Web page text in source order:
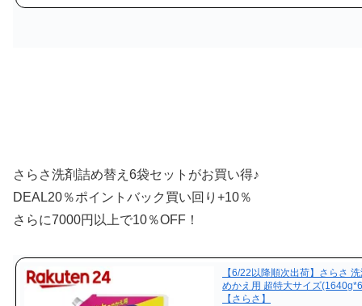
さらさ洗剤詰め替え6袋セットがお買い得♪
DEAL20％ポイントバック買い回り+10％
さらに7000円以上で10％OFF！
【6/22以降順次出荷】さらさ
めかえ用 超特大サイズ
【さらさ】